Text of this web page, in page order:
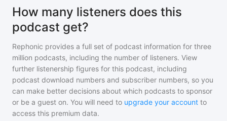
How many listeners does this
podcast get?
Rephonic provides a full set of podcast information for three
million podcasts, including the number of listeners. View
further listenership figures for this podcast, including
podcast download numbers and subscriber numbers, so you
can make better decisions about which podcasts to sponsor
or be a guest on. You will need to upgrade your account to
access this premium data.